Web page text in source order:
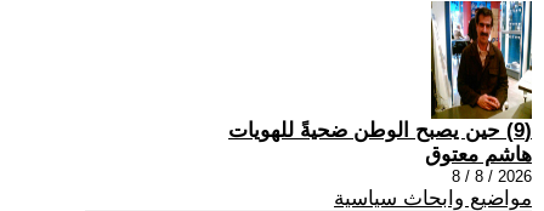
(9) حين يصبح الوطن ضحيةً للهويات
هاشم معتوق
2026 / 8 / 8
مواضيع وابحاث سياسية